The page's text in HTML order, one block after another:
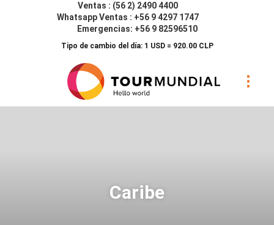
Ventas : (56 2) 2490 4400
Whatsapp Ventas : +56 9 4297 1747
Emergencias: +56 9 82596510
Tipo de cambio del día: 1 USD = 920.00 CLP
Caribe